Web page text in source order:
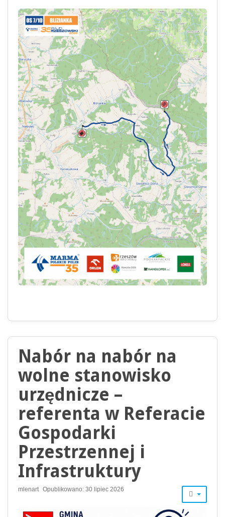
Nabór na nabór na
wolne stanowisko
urzędnicze –
referenta w Referacie
Gospodarki
Przestrzennej i
Infrastruktury
mlenart Opublikowano: 30 lipiec 2026